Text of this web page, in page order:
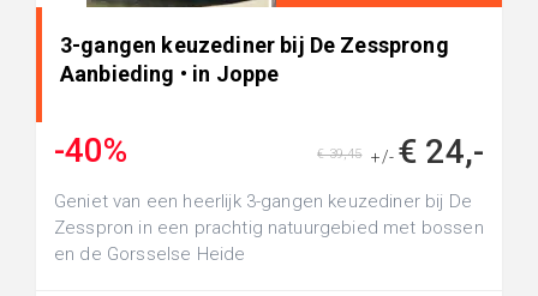
3-gangen keuzediner bij De Zessprong
Aanbieding • in Joppe
-40% +/- € 24,-
€ 39,45
Geniet van een heerlijk 3-gangen keuzediner bij De
Zesspron in een prachtig natuurgebied met bossen
en de Gorsselse Heide